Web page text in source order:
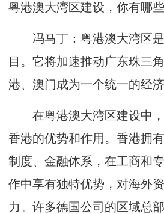
粤港澳大湾区建设，你有哪
冯马丁：粤港澳大湾区是
目。它将加速推动广东珠三
港、澳门成为一个统一的经济
在粤港澳大湾区建设中，
香港的优势和作用。香港拥
制度、金融体系，在工商和
作中享有独特优势，对海外
力。许多德国公司的区域总